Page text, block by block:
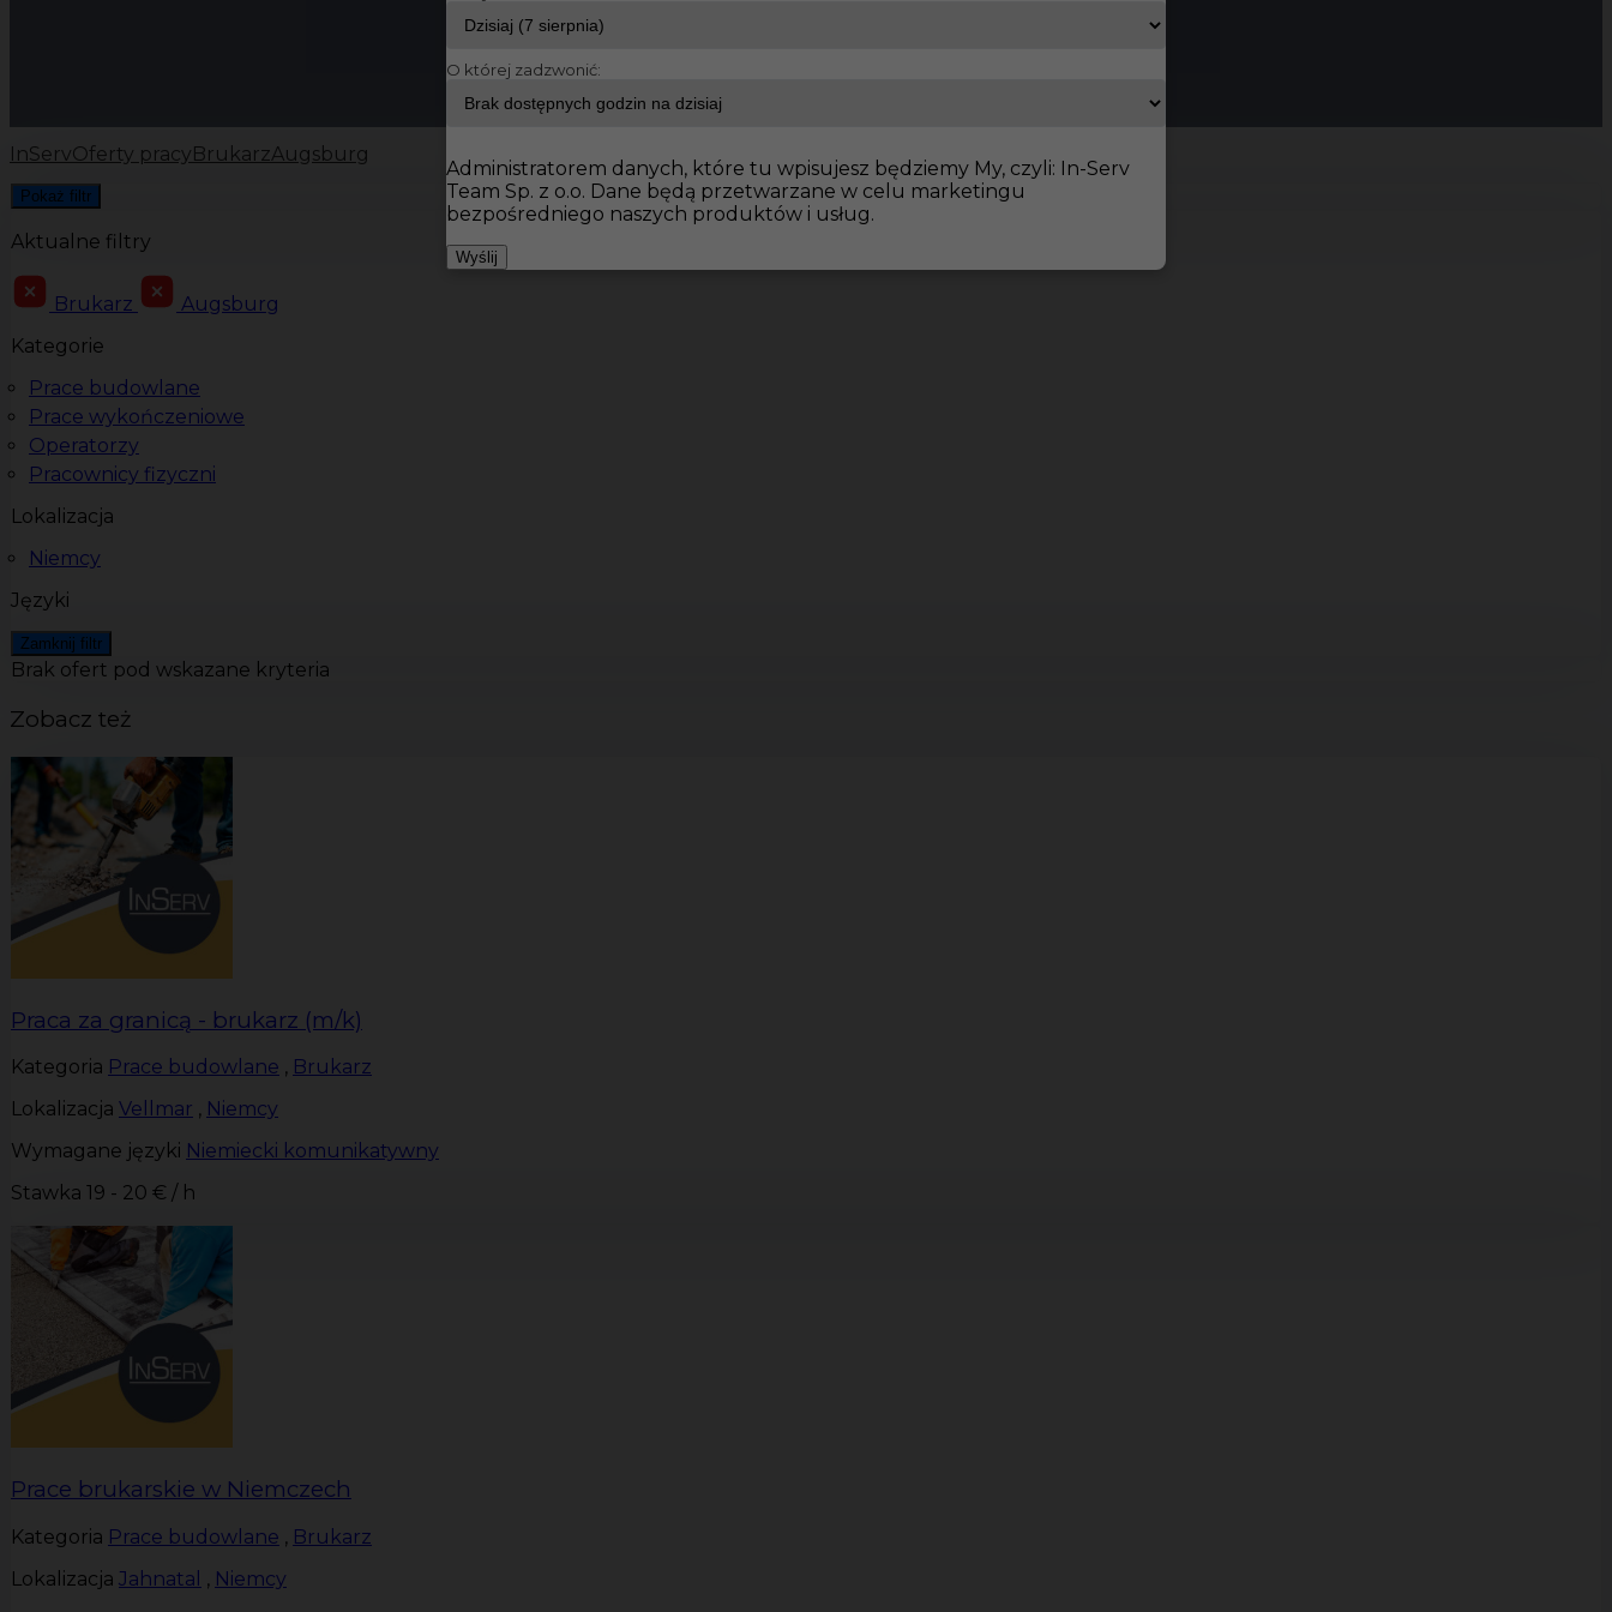
InServOferty pracy BrukarzAugsburg
Pokaż filtr
Aktualne filtry
Brukarz
Augsburg
Kategorie
Prace budowlane
Prace wykończeniowe
Operatorzy
Pracownicy fizyczni
Lokalizacja
Niemcy
Języki
Zamknij filtr
Brak ofert pod wskazane kryteria
Zobacz też
Praca za granicą - brukarz (m/k)
Kategoria Prace budowlane , Brukarz
Lokalizacja Vellmar , Niemcy
Wymagane języki Niemiecki komunikatywny
Stawka 19 - 20 € / h
Prace brukarskie w Niemczech
Kategoria Prace budowlane , Brukarz
Lokalizacja Jahnatal , Niemcy
O której zadzwonić:
Administratorem danych, które tu wpisujesz będziemy My, czyli: In-Serv
Team Sp. z o.o. Dane będą przetwarzane w celu marketingu
bezpośredniego naszych produktów i usług.
Wyślij